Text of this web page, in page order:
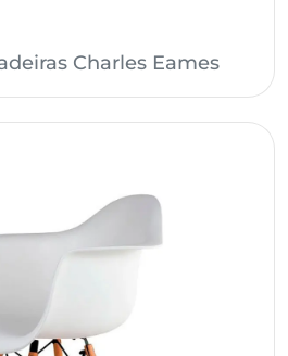
Charles Eames